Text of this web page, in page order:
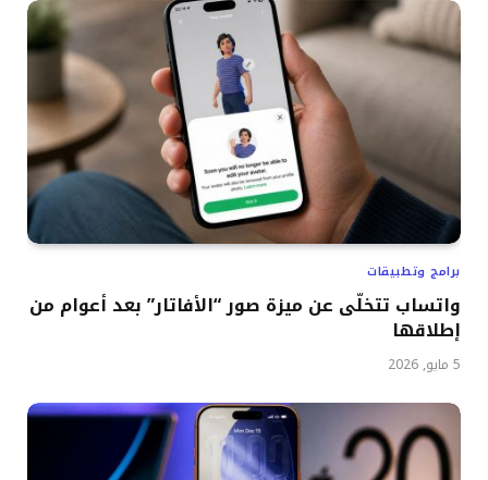
برامج وتطبيقات
واتساب تتخلّى عن ميزة صور “الأفاتار” بعد أعوام من
إطلاقها
5 مايو, 2026